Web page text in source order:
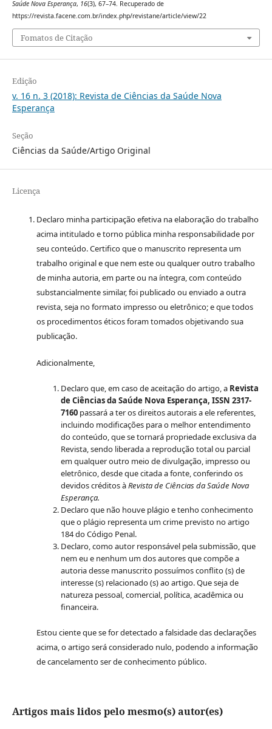
Saúde Nova Esperança, 16(3), 67–74. Recuperado de
https://revista.facene.com.br/index.php/revistane/article/view/22
Fomatos de Citação
Edição
v. 16 n. 3 (2018): Revista de Ciências da Saúde Nova
Esperança
Seção
Ciências da Saúde/Artigo Original
Licença
Declaro minha participação efetiva na elaboração do trabalho
acima intitulado e torno pública minha responsabilidade por
seu conteúdo. Certifico que o manuscrito representa um
trabalho original e que nem este ou qualquer outro trabalho
de minha autoria, em parte ou na íntegra, com conteúdo
substancialmente similar, foi publicado ou enviado a outra
revista, seja no formato impresso ou eletrônico; e que todos
os procedimentos éticos foram tomados objetivando sua
publicação.
Adicionalmente,
Declaro que, em caso de aceitação do artigo, a Revista
de Ciências da Saúde Nova Esperança, ISSN 2317-
7160passará a ter os direitos autorais a ele referentes,
incluindo modificações para o melhor entendimento
do conteúdo, que se tornará propriedade exclusiva da
Revista, sendo liberada a reprodução total ou parcial
em qualquer outro meio de divulgação, impresso ou
eletrônico, desde que citada a fonte, conferindo os
devidos créditos àRevista de Ciências da Saúde Nova
Esperança.
Declaro que não houve plágio e tenho conhecimento
que o plágio representa um crime previsto no artigo
184 do Código Penal.
Declaro, como autor responsável pela submissão, que
nem eu e nenhum um dos autores que compõe a
autoria desse manuscrito possuímos conflito (s) de
interesse (s) relacionado (s) ao artigo. Que seja de
natureza pessoal, comercial, política, acadêmica ou
financeira.
Estou ciente que se for detectado a falsidade das declarações
acima, o artigo será considerado nulo, podendo a informação
de cancelamento ser de conhecimento público.
Artigos mais lidos pelo mesmo(s) autor(es)